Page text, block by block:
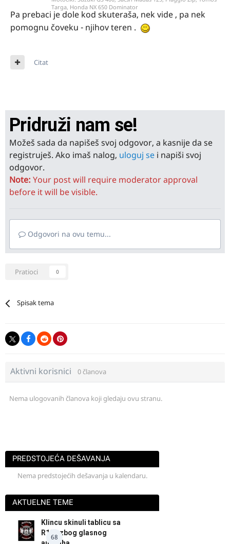
Targa, Honda NX 650 Dominator
Pa prebaci je dole kod skuteraša, nek vide , pa nek
pomognu čoveku - njihov teren .
Citat
Pridruži nam se!
Možeš sada da napišeš svoj odgovor, a kasnije da se
registruješ. Ako imaš nalog, uloguj se i napiši svoj
odgovor.
Note: Your post will require moderator approval
before it will be visible.
Odgovori na ovu temu...
Pratioci 0
Spisak tema
Aktivni korisnici 0 članova
Nema ulogovanih članova koji gledaju ovu stranu.
PREDSTOJEĆA DEŠAVANJA
Nema predstojećih dešavanja u kalendaru.
AKTUELNE TEME
68
Klincu skinuli tablicu sa
R125 zbog glasnog